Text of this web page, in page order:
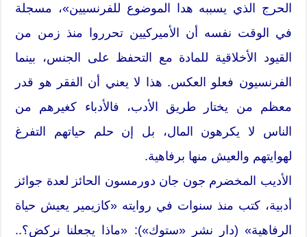
الحرج الذي يسببه هدا الموضوع للفرنسيين»، مسجلة
في الوقت نفسه أن الأميركيين تحرروا منذ زمن من
القيود الأخلاقية للمادة مع التحفظ على الجنس، بينما
الفرنسيون فعلو العكس. هذا لا يعني أن الفقر هو قدر
معظم من يختار طريق الأدب، فالأدباء كغيرهم من
الناس لا يكرهون المال، بل إن حلم حياتهم التفرغ
لهوايتهم والعيش منها برفاهية.
الأديب المخضرم جون جان دورمسون الحائز لعدة جوائز
أدبية، كتب منذ سنوات في روايته «كازيمير يعيش حياة
الرفاهية» (دار نشر «ستوك»): «ماذا يجعلنا نركض؟..